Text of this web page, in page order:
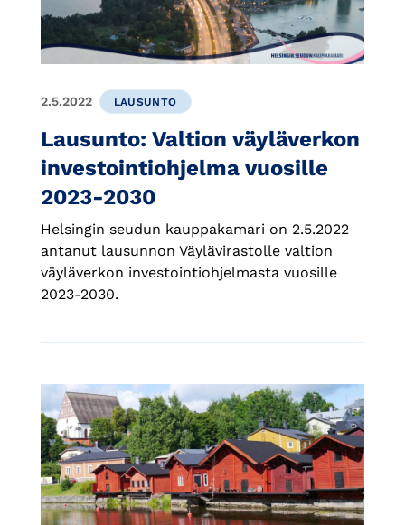
2.5.2022 LAUSUNTO
Lausunto: Valtion väyläverkon
investointiohjelma vuosille
2023-2030
Helsingin seudun kauppakamari on 2.5.2022
antanut lausunnon Väylävirastolle valtion
väyläverkon investointiohjelmasta vuosille
2023-2030.